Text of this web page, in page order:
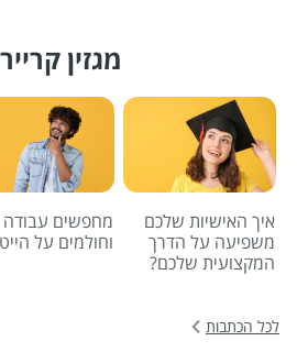
מגזין
איך האישיות שלכם
משפיעה על הדרך
המקצועית שלכם?
מחפשים עבודה
וחולמים על
לכל הכתבות